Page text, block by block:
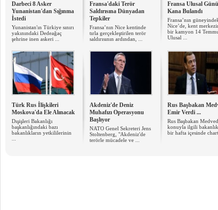
Darbeci 8 Asker
Yunanistan'dan Sığınma
İstedi
Yunanistan'ın Türkiye sınırı
yakınındaki Dedeağaç
şehrine inen askeri ...
Fransa'daki Terör
Saldırısına Dünyadan
Tepkiler
Fransa’nın Nice kentinde
tırla gerçekleştirilen terör
saldırısının ardından, ...
Fransa Ulusal Günü
Kana Bulandı
Fransa’nın
Nice’de, kent
bir kamyon 14
Ulusal ...
Türk Rus İlişkileri
Moskova'da Ele Alınacak
Dışişleri Bakanlığı
başkanlığındaki bazı
bakanlıkların yetkililerinin
Akdeniz'de Deniz
Muhafızı Operasyonu
Başlıyor
NATO Genel Sekreteri Jens
Stoltenberg, "Akdeniz'de
terörle mücadele ve ...
Rus Başbakan
Emir Verdi ...
Rus Başbakan
konuyla ilgili
bir hafta içesinde